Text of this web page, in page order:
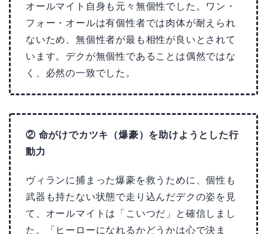
オールマイト自身も元々無個性でした。ワン・
フォー・オールは有個性者では肉体が耐えられ
ないため、無個性者が最も相性が良いとされて
います。デクが無個性であることは偶然ではな
く、必然の一致でした。
② 命がけでカツキ（爆豪）を助けようとした行
動力
ヴィランに捕まった爆豪を救うために、個性も
武器も持たない状態で走り込んだデクの姿を見
て、オールマイトは「こいつだ」と確信しまし
た。「ヒーローになれるかどうかは心で決ま